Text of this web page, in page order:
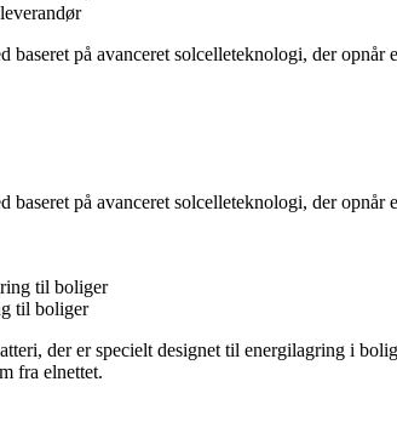
baseret på avanceret solcelleteknologi, der
baseret på avanceret solcelleteknologi, der
til boliger
der er specielt designet til energilagring i
fra elnettet.